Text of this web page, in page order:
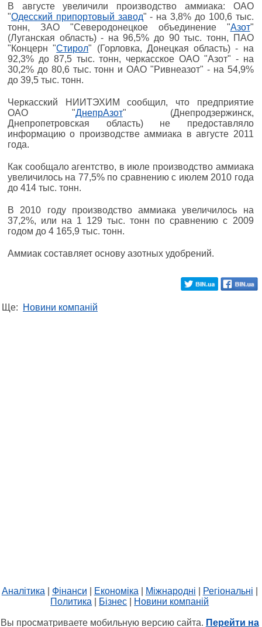
В августе увеличили производство аммиака: ОАО
"Одесский припортовый завод" - на 3,8% до 100,6 тыс.
тонн, ЗАО "Северодонецкое объединение "Азот"
(Луганская область) - на 96,5% до 90 тыс. тонн, ПАО
"Концерн "Стирол" (Горловка, Донецкая область) - на
92,3% до 87,5 тыс. тонн, черкасское ОАО "Азот" - на
30,2% до 80,6 тыс. тонн и ОАО "Ривнеазот" - на 54,9%
до 39,5 тыс. тонн.
Черкасский НИИТЭХИМ сообщил, что предприятие
ОАО "ДнепрАзот" (Днепродзержинск,
Днепропетровская область) не предоставляло
информацию о производстве аммиака в августе 2011
года.
Как сообщало агентство, в июле производство аммиака
увеличилось на 77,5% по сравнению с июлем 2010 года
до 414 тыс. тонн.
В 2010 году производство аммиака увеличилось на
37,2%, или на 1 129 тыс. тонн по сравнению с 2009
годом до 4 165,9 тыс. тонн.
Аммиак составляет основу азотных удобрений.
Ще: Новини компаній
Аналітика Фінанси Економіка Міжнародні Регіональні
Политика
Бізнес Новини компаній
Вы просматриваете мобильную версию сайта. Перейти на